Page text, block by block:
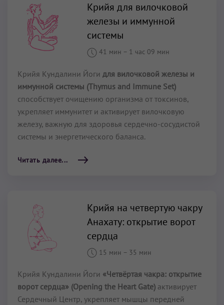
Крийя для вилочковой
железы и иммунной
системы
41 мин – 1 час 09 мин
Крийя Кундалини Йоги для вилочковой железы и
иммунной системы (Thymus and Immune Set)
способствует очищению организма от токсинов,
укрепляет иммунитет и активирует вилочковую
железу, важную для здоровья сердечно-сосудистой
системы и энергетического баланса.
Читать далее...
Крийя на четвертую чакру
Анахату: открытие ворот
сердца
15 мин – 35 мин
Крийя Кундалини Йоги «Четвёртая чакра: открытие
ворот сердца» (Opening the Heart Gate) активирует
Сердечный Центр, укрепляет мышцы передней